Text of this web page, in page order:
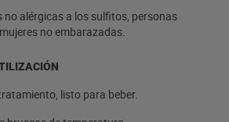
no alérgicas a los sulfitos, personas
no embarazadas.
listo para beber.